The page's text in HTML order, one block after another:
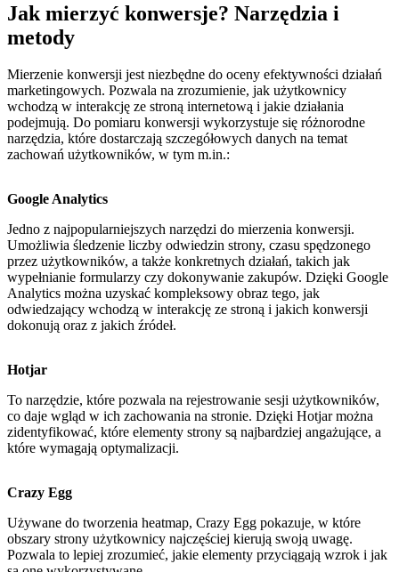
Jak mierzyć konwersje? Narzędzia i
metody
Mierzenie konwersji jest niezbędne do oceny efektywności działań
marketingowych. Pozwala na zrozumienie, jak użytkownicy
wchodzą w interakcję ze stroną internetową i jakie działania
podejmują. Do pomiaru konwersji wykorzystuje się różnorodne
narzędzia, które dostarczają szczegółowych danych na temat
zachowań użytkowników, w tym m.in.:
Google Analytics
Jedno z najpopularniejszych narzędzi do mierzenia konwersji.
Umożliwia śledzenie liczby odwiedzin strony, czasu spędzonego
przez użytkowników, a także konkretnych działań, takich jak
wypełnianie formularzy czy dokonywanie zakupów. Dzięki Google
Analytics można uzyskać kompleksowy obraz tego, jak
odwiedzający wchodzą w interakcję ze stroną i jakich konwersji
dokonują oraz z jakich źródeł.
Hotjar
To narzędzie, które pozwala na rejestrowanie sesji użytkowników,
co daje wgląd w ich zachowania na stronie. Dzięki Hotjar można
zidentyfikować, które elementy strony są najbardziej angażujące, a
które wymagają optymalizacji.
Crazy Egg
Używane do tworzenia heatmap, Crazy Egg pokazuje, w które
obszary strony użytkownicy najczęściej kierują swoją uwagę.
Pozwala to lepiej zrozumieć, jakie elementy przyciągają wzrok i jak